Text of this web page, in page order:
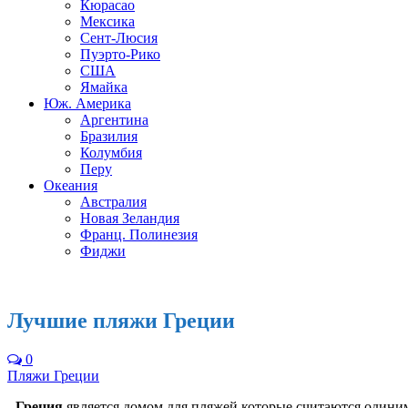
Кюрасао
Мексика
Сент-Люсия
Пуэрто-Рико
США
Ямайка
Юж. Америка
Аргентина
Бразилия
Колумбия
Перу
Океания
Австралия
Новая Зеландия
Франц. Полинезия
Фиджи
Лучшие пляжи Греции
0
Пляжи Греции